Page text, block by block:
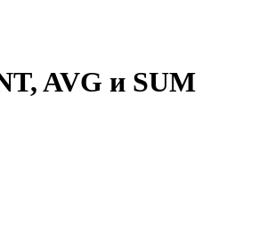
AVG и SUM